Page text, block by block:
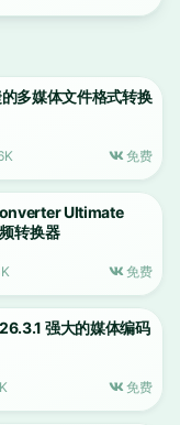
多媒体文件格式转换
免费
Ultimate
转换器
免费
强大的媒体编码
免费